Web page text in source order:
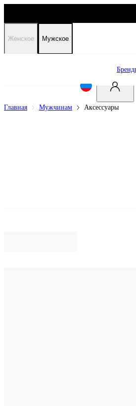
Женское Мужское
Главная Мужчинам Аксессуары